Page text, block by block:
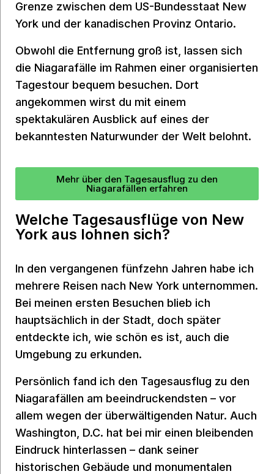
Grenze zwischen dem US-Bundesstaat New
York und der kanadischen Provinz Ontario.
Obwohl die Entfernung groß ist, lassen sich
die Niagarafälle im Rahmen einer organisierten
Tagestour bequem besuchen. Dort
angekommen wirst du mit einem
spektakulären Ausblick auf eines der
bekanntesten Naturwunder der Welt belohnt.
Mehr über den Tagesausflug zu den
Niagarafällen erfahren
Welche Tagesausflüge von New
York aus lohnen sich?
In den vergangenen fünfzehn Jahren habe ich
mehrere Reisen nach New York unternommen.
Bei meinen ersten Besuchen blieb ich
hauptsächlich in der Stadt, doch später
entdeckte ich, wie schön es ist, auch die
Umgebung zu erkunden.
Persönlich fand ich den Tagesausflug zu den
Niagarafällen am beeindruckendsten – vor
allem wegen der überwältigenden Natur. Auch
Washington, D.C. hat bei mir einen bleibenden
Eindruck hinterlassen – dank seiner
historischen Gebäude und monumentalen